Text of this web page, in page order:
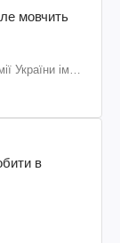
мовчить
України ім.
в